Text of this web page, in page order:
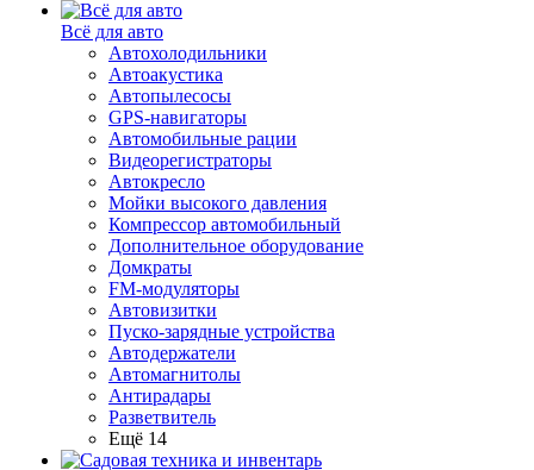
Всё для авто
Автохолодильники
Автоакустика
Автопылесосы
GPS-навигаторы
Автомобильные рации
Видеорегистраторы
Автокресло
Мойки высокого давления
Компрессор автомобильный
Дополнительное оборудование
Домкраты
FM-модуляторы
Автовизитки
Пуско-зарядные устройства
Автодержатели
Автомагнитолы
Антирадары
Разветвитель
Ещё 14